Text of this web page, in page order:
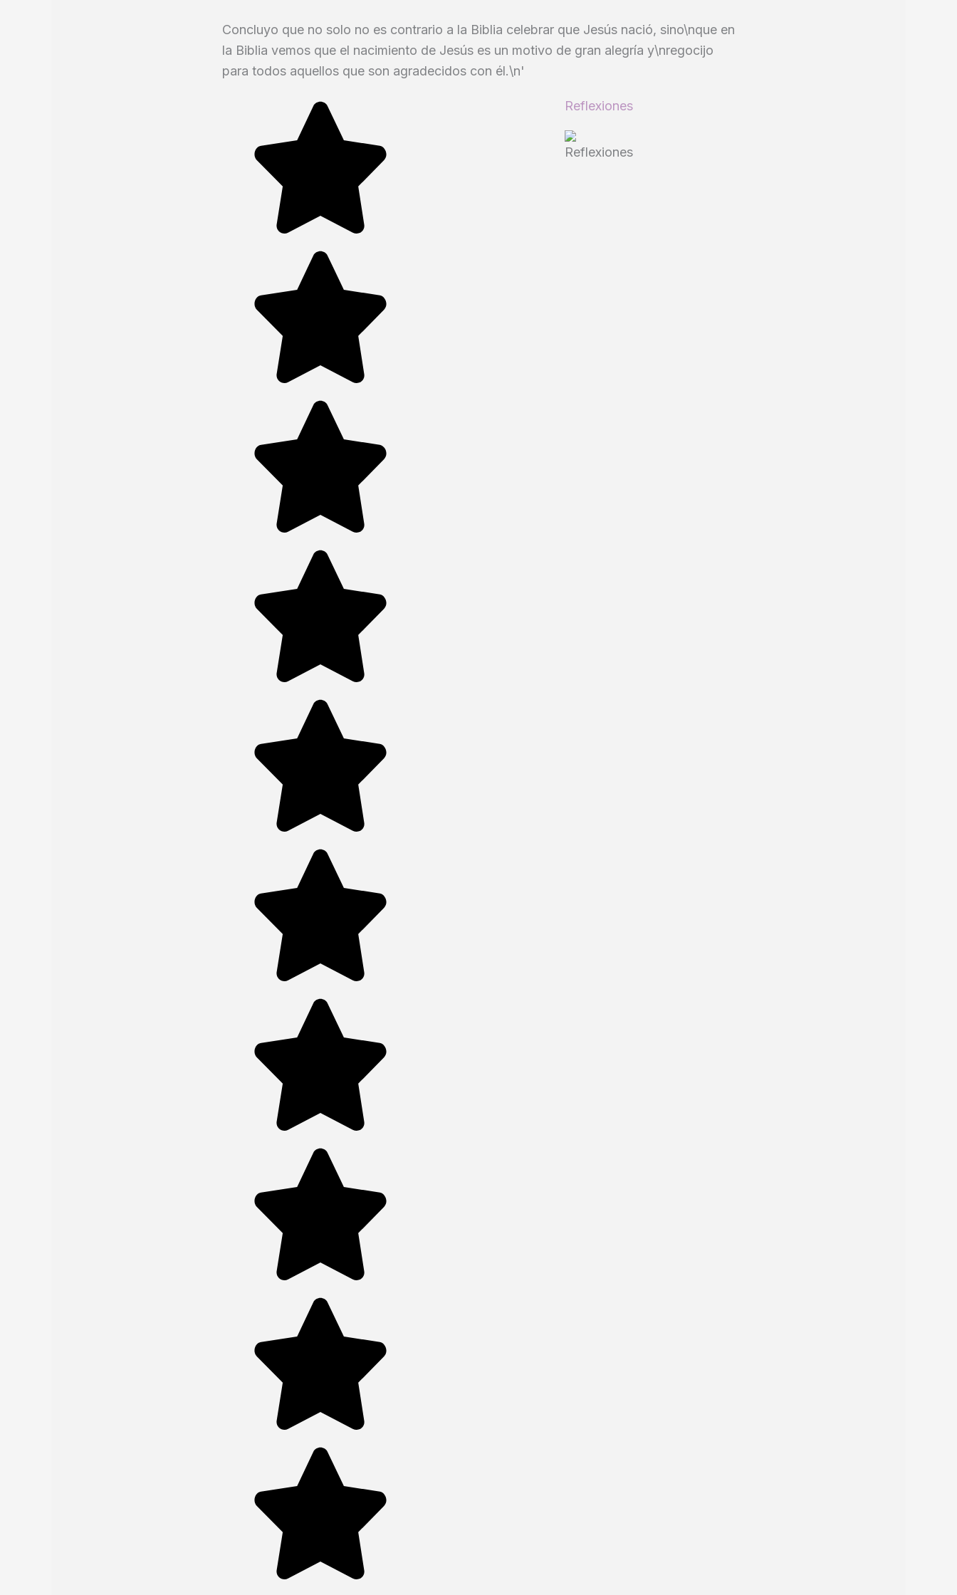
Concluyo que no solo no es contrario a la Biblia celebrar que Jesús nació, sino\nque en
la Biblia vemos que el nacimiento de Jesús es un motivo de gran alegría y\nregocijo
para todos aquellos que son agradecidos con él.\n'
Reflexiones